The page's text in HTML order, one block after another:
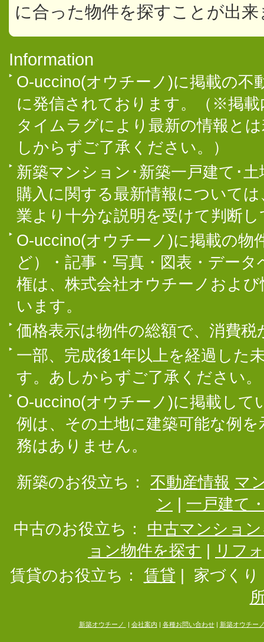
に合った物件を探すことが出来
Information
O-uccino(オウチーノ)に掲載の不
に発信されております。（※掲
タイムラグにより最新の情報と
しからずご了承ください。）
新築マンション･新築一戸建て･
購入に関する最新情報について
業より十分な説明を受けて判断
O-uccino(オウチーノ)に掲載の物
ど）・記事・写真・図表・デー
権は、株式会社オウチーノおよ
います。
価格表示は物件の総額で、消費
一部、完成後1年以上を経過した
す。あしからずご了承ください。
O-uccino(オウチーノ)に掲載して
例は、その土地に建築可能な例
務はありません。
新築のお役立ち： 不動産情報 マ
ン
一戸建て
中古のお役立ち：
中古マンショ
ョン物件を探す
リフ
賃貸のお役立ち：
賃貸
家づくり
新築オウチーノ 会社案内 各種お問い合わせ| 新築オウチー